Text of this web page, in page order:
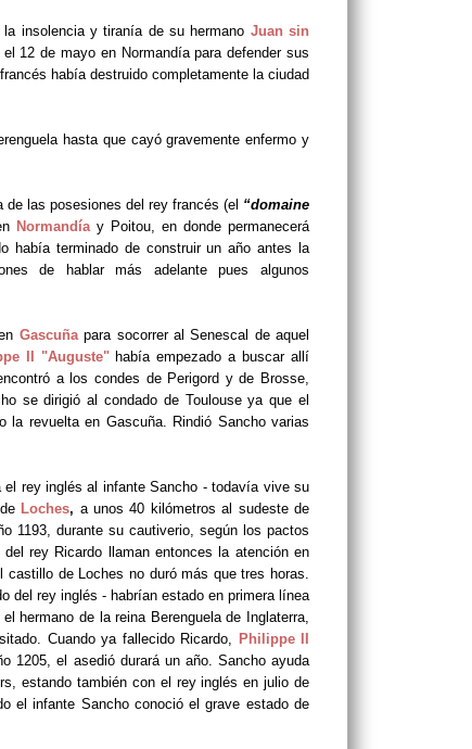
insolencia y tiranía de su hermano Juan sin
12 de mayo en Normandía para defender sus
había destruido completamente la ciudad
hasta que cayó gravemente enfermo y
las posesiones del rey francés (el “domaine
Normandía y Poitou, en donde permanecerá
había terminado de construir un año antes la
de hablar más adelante pues algunos
Gascuña para socorrer al Senescal de aquel
II "Auguste" había empezado a buscar allí
a los condes de Perigord y de Brosse,
se dirigió al condado de Toulouse ya que el
la revuelta en Gascuña. Rindió Sancho varias
el rey inglés al infante Sancho - todavía vive su
Loches, a unos 40 kilómetros al sudeste de
1193, durante su cautiverio, según los pactos
rey Ricardo llaman entonces la atención en
de Loches no duró más que tres horas.
del rey inglés - habrían estado en primera línea
hermano de la reina Berenguela de Inglaterra,
Cuando ya fallecido Ricardo, Philippe II
1205, el asedió durará un año. Sancho ayuda
estando también con el rey inglés en julio de
el infante Sancho conoció el grave estado de